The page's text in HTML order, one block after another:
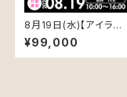
8月19日(水)【アイライ
ン】対面クラス
¥99,000